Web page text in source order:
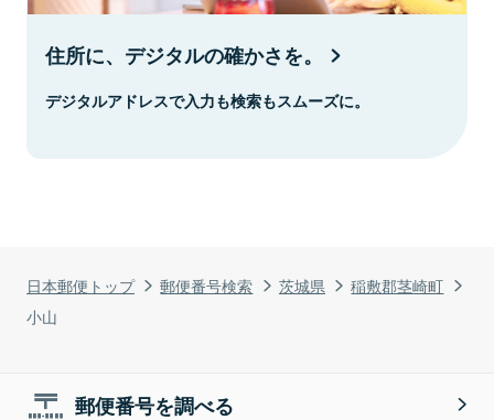
日本郵便トップ 郵便番号検索 茨城県
稲敷郡茎崎町
小山
住所に、デジタルの確かさを。
デジタルアドレスで入力も検索もスムーズに。
郵便番号を調べる